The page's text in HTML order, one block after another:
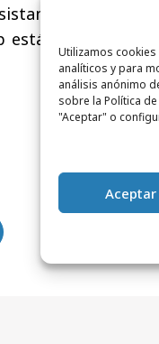
Utilizamos
analíticos y para
análisis anónimo
sobre la Política
"Aceptar" o
Aceptar
brand
está liderado por